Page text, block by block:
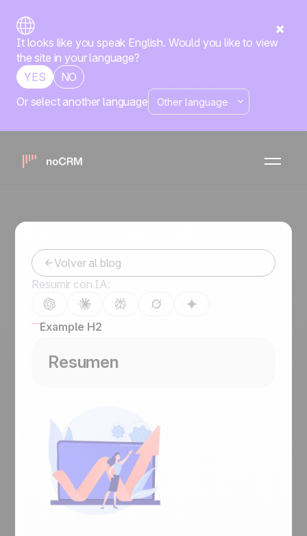
It looks like you speak English. Would you like to view
the site in your language?
YES
NO
Or select another language
Rastreadores de ventas:
¿Qué son y por qué los
Volver al blog
Resumir con IA:
Example H2
Resumen